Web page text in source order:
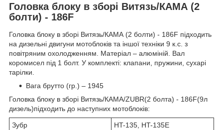
Головка блоку в зборі Витязь/КАМА (2
болти) - 186F
Головка блоку в зборі Витязь/КАМА (2 болти) - 186F підходить
на дизельні двигуни мотоблоків та іншої техніки 9 к.с. з
повітряним охолодженням. Матеріал – алюміній. Вал
коромисел під 1 болт. У комплекті: клапани, пружини, сухарі
тарілки.
Вага брутто (гр.) – 1945
Головка блоку в зборі Витязь/КАМА/ZUBR(2 болта) - 186F(9л
дизель)підходить до наступних мотоблоків:
Зубр
HT-135, HT-135E